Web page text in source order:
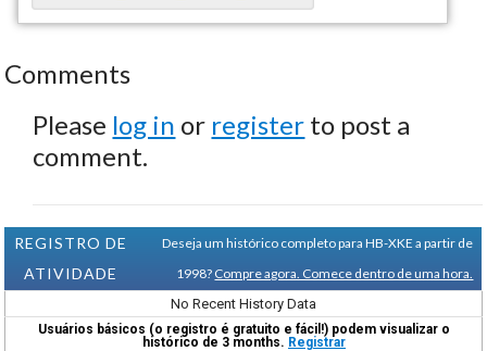
Comments
Please log in or register to post a
comment.
REGISTRO DE
ATIVIDADE
Deseja um histórico completo para HB-XKE a partir de
1998? Compre agora. Comece dentro de uma hora.
No Recent History Data
Usuários básicos (o registro é gratuito e fácil!) podem visualizar o
histórico de 3 months. Registrar